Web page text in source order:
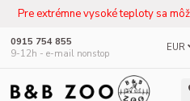
Pre extrémne vysoké teploty sa
EUR
0915 754 855
9-12h - e-mail nonstop